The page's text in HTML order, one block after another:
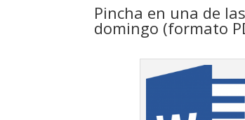
Pincha en una de
domingo (formato